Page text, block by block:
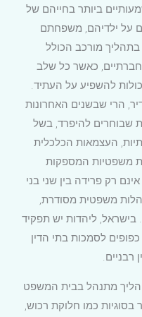
ביותר בחייהם של
על ילדיהם, משפחתם
מורכב הכולל
כאשר כל שלב
להשפיע על העתיד.
הרי שבשנים האחרונות
שבוחרים להיפרד, בשל
העצמאות הכלכלית
משפטיות המספקות
אינם רק פרידה בין שני בני
משפטית מסודרת,
בישראל, ליהדות יש תפקיד
כפופים לסמכות בתי הדין
רבניים.
מתנהל בבית המשפט
כמו חלוקת רכוש,